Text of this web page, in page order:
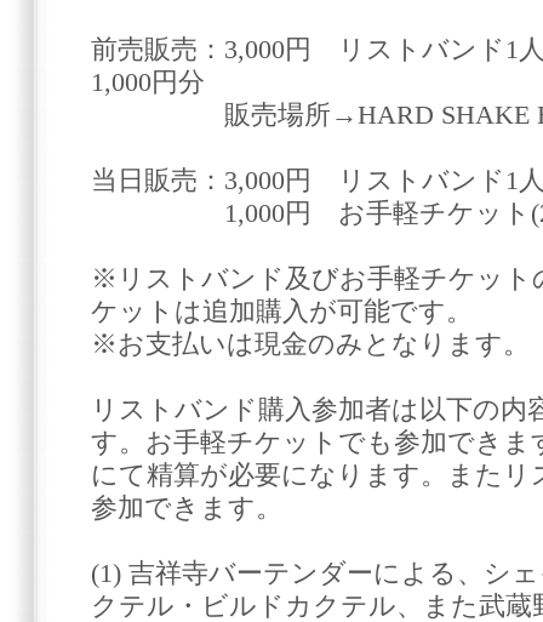
前売販売：3,000円 リストバンド1
1,000円分
販売場所→HARD SHAKE
当日販売：3,000円 リストバンド1
1,000円 お手軽チケット
※リストバンド及びお手軽チケット
ケットは追加購入が可能です。
※お支払いは現金のみとなります。
リストバンド購入参加者は以下の
す。お手軽チケットでも参加でき
にて精算が必要になります。また
参加できます。
(1) 吉祥寺バーテンダーによる、シ
クテル・ビルドカクテル、また武蔵